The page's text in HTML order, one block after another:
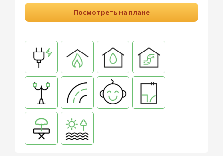
Посмотреть на плане